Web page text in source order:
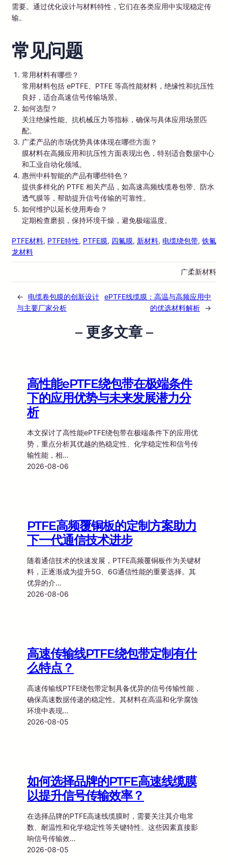
需要。通过优化设计与材料特性，它们在各类应用中实现稳定传
输。
常见问题
常用材料有哪些？
常用材料包括 ePTFE、PTFE 等高性能材料，绝缘性和抗压性
良好，适合高速信号传输场景。
如何选型？
关注绝缘性能、抗机械压力等指标，确保与具体应用场景匹
配。
广柔产品的市场优势具体体现在哪些方面？
膜材料在高频应用和抗压性方面表现出色，特别适合数据中心
和工业自动化领域。
惠州中科智能的产品有哪些特色？
提供多样化的 PTFE 相关产品，如高速高频线缆卷包带、防水
透气膜等，帮助提升信号传输的可靠性。
如何维护以延长使用寿命？
定期检查磨损，保持环境干燥，避免极端温度。
PTFE材料, PTFE特性, PTFE膜, 四氟膜, 新材料, 电缆绕包带, 铁氟
龙材料
广柔新材料
←
电缆卷包膜的创新设计
与主要厂家分析
ePTFE线缆膜：高温与高频应用中
的优选材料解析 →
– 更多文章 –
高性能ePTFE绕包带在极端条件
下的应用优势与未来发展潜力分
析
本文探讨了高性能ePTFE绕包带在极端条件下的应用优
势，重点分析其优越的热稳定性、化学稳定性和信号传
输性能，相…
2026-08-06
PTFE高频覆铜板的定制方案助力
下一代通信技术进步
随着通信技术的快速发展，PTFE高频覆铜板作为关键材
料，正逐渐成为提升5G、6G通信性能的重要选择。其
优异的介…
2026-08-06
高速传输线PTFE绕包带定制有什
么特点？
高速传输线PTFE绕包带定制具备优异的信号传输性能，
确保高速数据传递的稳定性。其材料在高温和化学腐蚀
环境中表现…
2026-08-05
如何选择品牌的PTFE高速线缆膜
以提升信号传输效率？
在选择品牌的PTFE高速线缆膜时，需要关注其介电常
数、耐温性和化学稳定性等关键特性。这些因素直接影
响信号传输效…
2026-08-05